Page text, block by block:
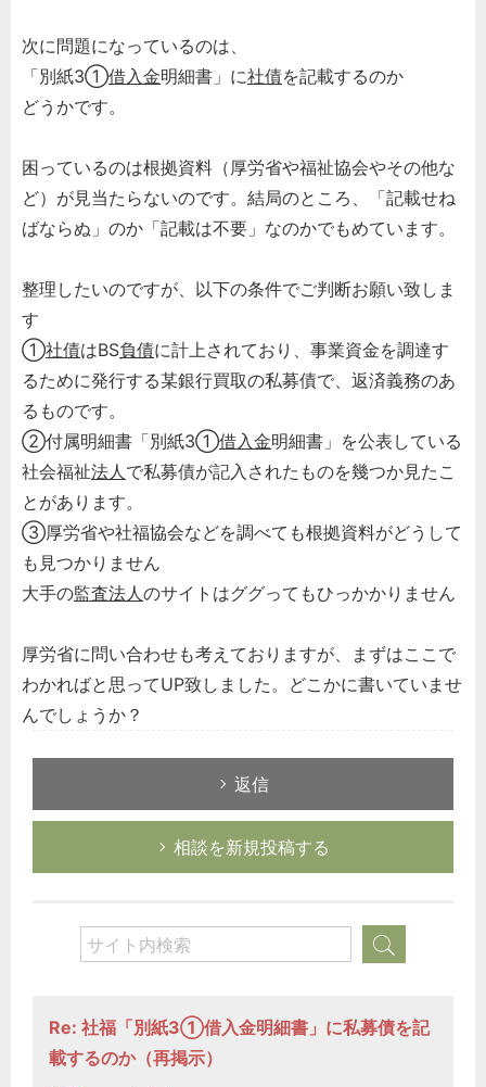
次に問題になっているのは、
「別紙3①借入金明細書」に社債を記載するのか
どうかです。
困っているのは根拠資料（厚労省や福祉協会やその他な
ど）が見当たらないのです。結局のところ、「記載せね
ばならぬ」のか「記載は不要」なのかでもめています。
整理したいのですが、以下の条件でご判断お願い致しま
す
①社債はBS負債に計上されており、事業資金を調達す
るために発行する某銀行買取の私募債で、返済義務のあ
るものです。
②付属明細書「別紙3①借入金明細書」を公表している
社会福祉法人で私募債が記入されたものを幾つか見たこ
とがあります。
③厚労省や社福協会などを調べても根拠資料がどうして
も見つかりません
大手の監査法人のサイトはググってもひっかかりません
厚労省に問い合わせも考えておりますが、まずはここで
わかればと思ってUP致しました。どこかに書いていませ
んでしょうか？
返信
相談を新規投稿する
Re: 社福「別紙3①借入金明細書」に私募債を記
載するのか（再掲示）